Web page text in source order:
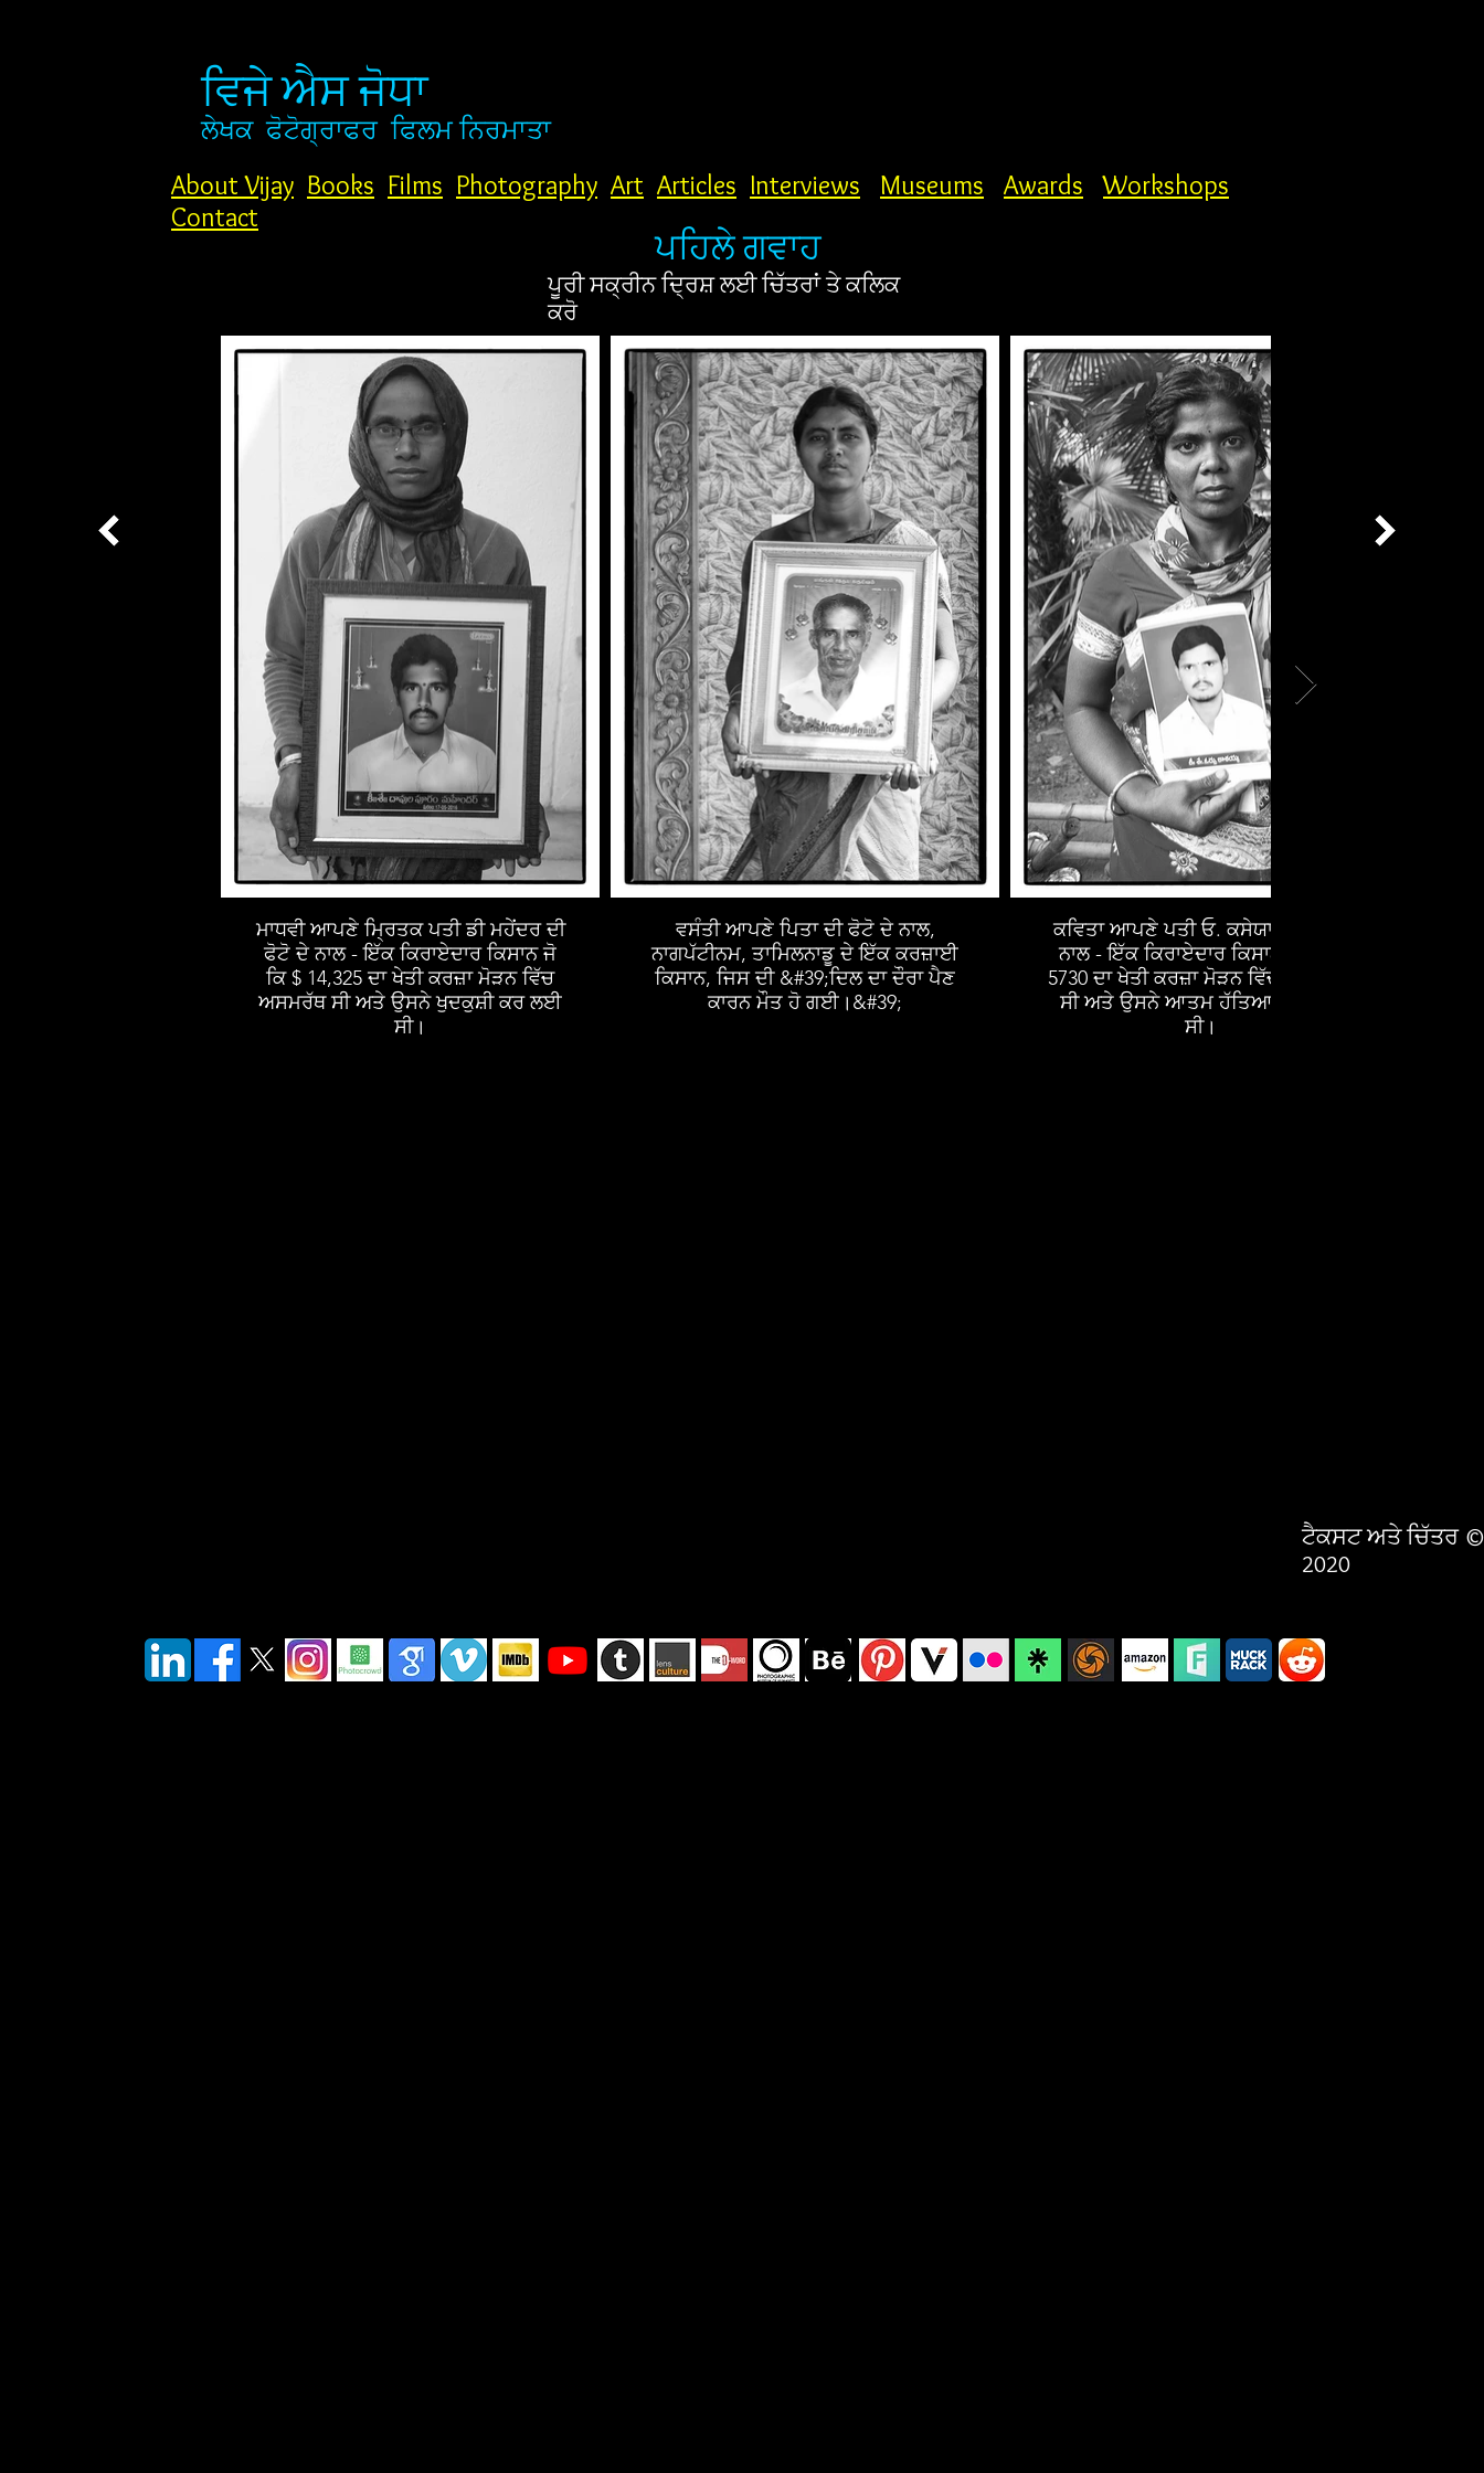
ਵਿਜੇ ਐਸ ਜੋਧਾ
ਲੇਖਕ ਫੋਟੋਗ੍ਰਾਫਰ ਫਿਲਮ ਨਿਰਮਾਤਾ
About Vijay Books Films Photography Art Articles Interviews Museums Awards
Workshops
Contact
ਪਹਿਲੇ ਗਵਾਹ
ਪੂਰੀ ਸਕ੍ਰੀਨ ਦ੍ਰਿਸ਼ ਲਈ ਚਿੱਤਰਾਂ ਤੇ ਕਲਿਕ
ਕਰੋ
ਮਾਧਵੀ ਆਪਣੇ ਮ੍ਰਿਤਕ ਪਤੀ ਡੀ ਮਹੇਂਦਰ ਦੀ
ਫੋਟੋ ਦੇ ਨਾਲ - ਇੱਕ ਕਿਰਾਏਦਾਰ ਕਿਸਾਨ ਜੋ
ਕਿ $ 14,325 ਦਾ ਖੇਤੀ ਕਰਜ਼ਾ ਮੋੜਨ ਵਿੱਚ
ਅਸਮਰੱਥ ਸੀ ਅਤੇ ਉਸਨੇ ਖੁਦਕੁਸ਼ੀ ਕਰ ਲਈ
ਸੀ।
ਵਸੰਤੀ ਆਪਣੇ ਪਿਤਾ ਦੀ ਫੋਟੋ ਦੇ ਨਾਲ,
ਨਾਗਪੱਟੀਨਮ, ਤਾਮਿਲਨਾਡੂ ਦੇ ਇੱਕ ਕਰਜ਼ਾਈ
ਕਿਸਾਨ, ਜਿਸ ਦੀ &#39;ਦਿਲ ਦਾ ਦੌਰਾ ਪੈਣ
ਕਾਰਨ ਮੌਤ ਹੋ ਗਈ।&#39;
ਕਵਿਤਾ ਆਪਣੇ ਪਤੀ ਓ. ਕਸੇਯਾ ਦੀ ਫੋਟੋ ਦੇ
ਨਾਲ - ਇੱਕ ਕਿਰਾਏਦਾਰ ਕਿਸਾਨ ਜੋ ਕਿ $
5730 ਦਾ ਖੇਤੀ ਕਰਜ਼ਾ ਮੋੜਨ ਵਿੱਚ ਅਸਮਰੱਥ
ਸੀ ਅਤੇ ਉਸਨੇ ਆਤਮ ਹੱਤਿਆ ਕਰ ਲਈ
ਸੀ।
ਟੈਕਸਟ ਅਤੇ ਚਿੱਤਰ
2020